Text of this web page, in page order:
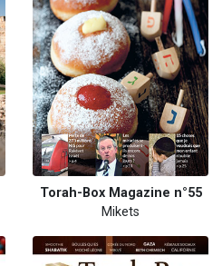
Torah-Box Magazine n°55
Mikets